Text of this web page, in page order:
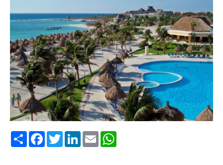
ShareFacebook
TwitterLinkedIn
EmailWhatsApp